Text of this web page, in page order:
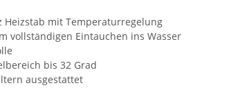
Heizstab mit Temperaturregelung
vollständigen Eintauchen ins Wasser
bis 32 Grad
ausgestattet